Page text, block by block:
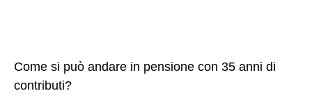
Come si può andare in pensione con 35 anni di
contributi?